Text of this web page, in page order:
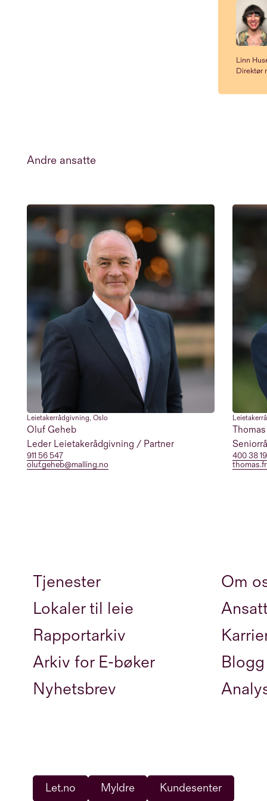
Linn
Direktør
Andre ansatte
Leietakerrådgivning, Oslo
Oluf Geheb
Leder Leietakerådgivning / Partner
911 56 547
oluf.geheb@malling.no
400 38
Tjenester
Om
Lokaler til leie
Rapportarkiv
Arkiv for E-bøker
Blogg
Nyhetsbrev
Let.no Myldre Kundesenter